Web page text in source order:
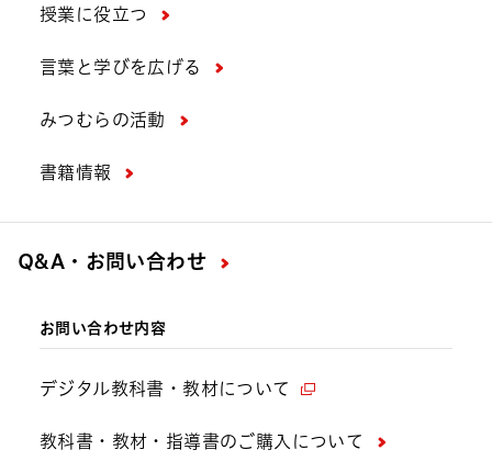
授業に役立つ
言葉と学びを広げる
みつむらの活動
書籍情報
Q&A・お問い合わせ
お問い合わせ内容
デジタル教科書・教材について
教科書・教材・指導書のご購入について